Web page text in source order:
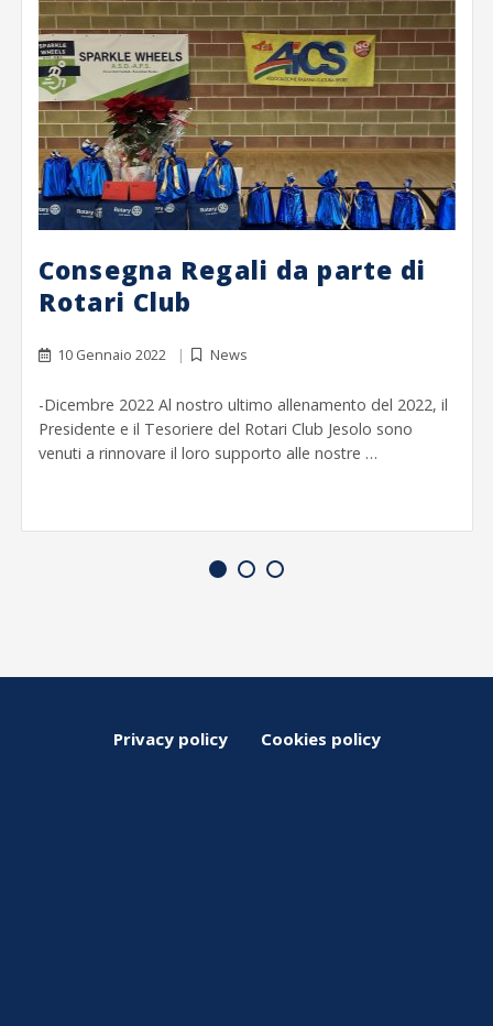
Consegna Regali da parte di
Rotari Club
10 Gennaio 2022 News
-Dicembre 2022 Al nostro ultimo allenamento del 2022, il
Presidente e il Tesoriere del Rotari Club Jesolo sono
venuti a rinnovare il loro supporto alle nostre …
Privacy policy Cookies policy